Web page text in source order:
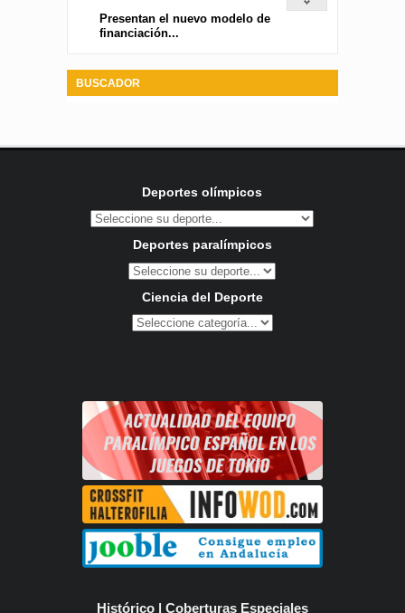
Presentan el nuevo modelo de
financiación...
BUSCADOR
Deportes olímpicos
Deportes paralímpicos
Ciencia del Deporte
Histórico | Coberturas Especiales